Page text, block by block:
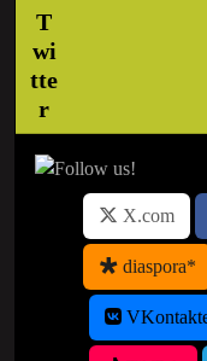
X.com
diaspora*